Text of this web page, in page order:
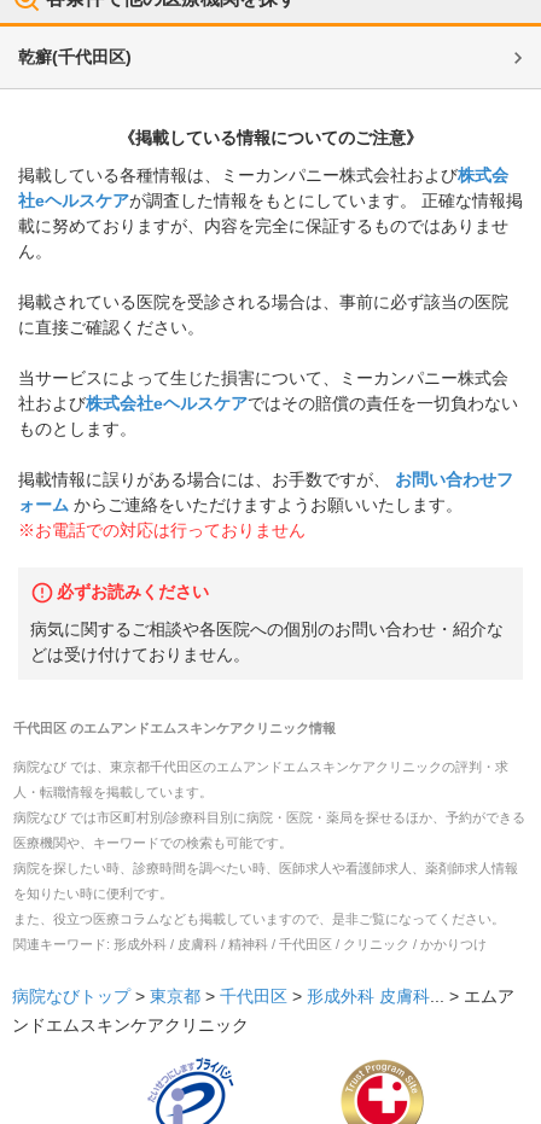
乾癬(千代田区)
《掲載している情報についてのご注意》
掲載している各種情報は、ミーカンパニー株式会社および株式会
社eヘルスケアが調査した情報をもとにしています。 正確な情報掲
載に努めておりますが、内容を完全に保証するものではありませ
ん。
掲載されている医院を受診される場合は、事前に必ず該当の医院
に直接ご確認ください。
当サービスによって生じた損害について、ミーカンパニー株式会
社および株式会社eヘルスケアではその賠償の責任を一切負わない
ものとします。
掲載情報に誤りがある場合には、お手数ですが、
お問い合わせフ
ォーム からご連絡をいただけますようお願いいたします。
※お電話での対応は行っておりません
必ずお読みください
病気に関するご相談や各医院への個別のお問い合わせ・紹介な
どは受け付けておりません。
千代田区のエムアンドエムスキンケアクリニック情報
病院なび では、 東京都千代田区のエムアンドエムスキンケアクリニックの評判・求
人・転職情報を掲載しています。
病院なび では市区町村別/診療科目別に病院・医院・薬局を探せるほか、予約ができる
医療機関や、キーワードでの検索も可能です。
病院を探したい時、診療時間を調べたい時、医師求人や看護師求人、薬剤師求人情報
を知りたい時に便利です。
また、役立つ医療コラムなども掲載していますので、是非ご覧になってください。
関連キーワード: 形成外科 / 皮膚科 / 精神科 / 千代田区 / クリニック / かかりつけ
病院なびトップ > 東京都 > 千代田区 > 形成外科 皮膚科 ... > エムア
ンドエムスキンケアクリニック